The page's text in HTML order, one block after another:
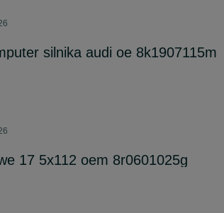
silnika audi oe 8k1907115m
17 5x112 oem 8r0601025g